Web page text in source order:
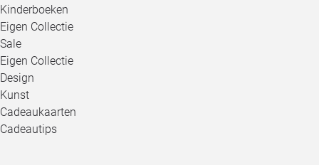
Kinderboeken
Eigen Collectie
Sale
Eigen Collectie
Design
Kunst
Cadeaukaarten
Cadeautips